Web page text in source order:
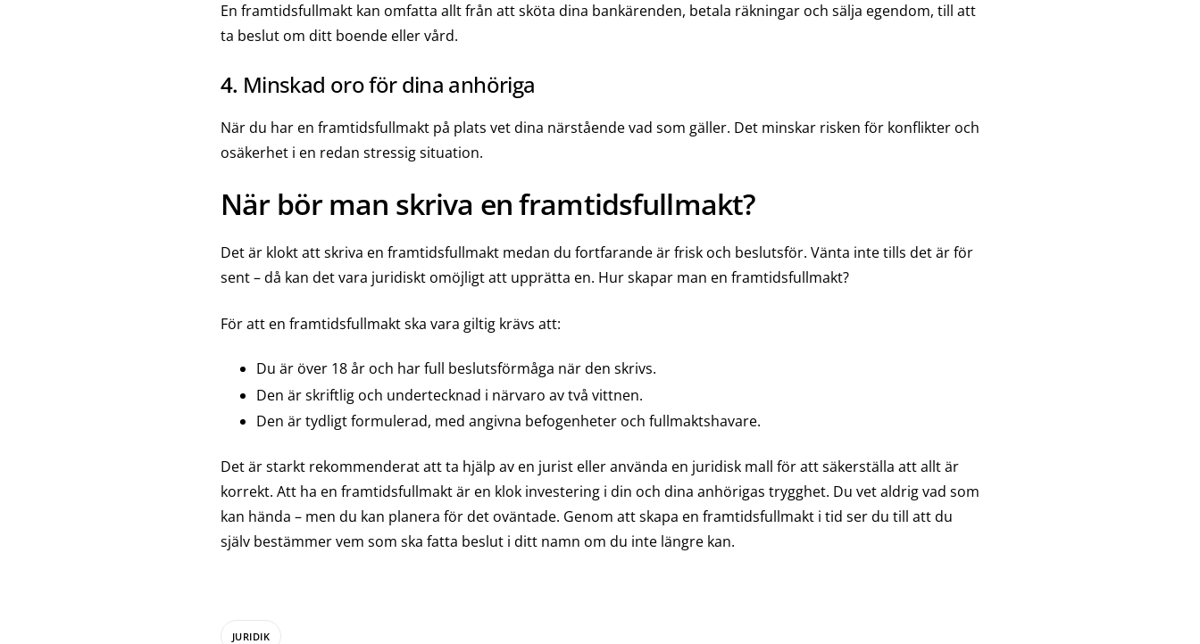
En framtidsfullmakt kan omfatta allt från att sköta dina bankärenden, betala räkningar och sälja egendom, till att
ta beslut om ditt boende eller vård.
4. Minskad oro för dina anhöriga
När du har en framtidsfullmakt på plats vet dina närstående vad som gäller. Det minskar risken för konflikter och
osäkerhet i en redan stressig situation.
När bör man skriva en framtidsfullmakt?
Det är klokt att skriva en framtidsfullmakt medan du fortfarande är frisk och beslutsför. Vänta inte tills det är för
sent – då kan det vara juridiskt omöjligt att upprätta en. Hur skapar man en framtidsfullmakt?
För att en framtidsfullmakt ska vara giltig krävs att:
Du är över 18 år och har full beslutsförmåga när den skrivs.
Den är skriftlig och undertecknad i närvaro av två vittnen.
Den är tydligt formulerad, med angivna befogenheter och fullmaktshavare.
Det är starkt rekommenderat att ta hjälp av en jurist eller använda en juridisk mall för att säkerställa att allt är
korrekt. Att ha en framtidsfullmakt är en klok investering i din och dina anhörigas trygghet. Du vet aldrig vad som
kan hända – men du kan planera för det oväntade. Genom att skapa en framtidsfullmakt i tid ser du till att du
själv bestämmer vem som ska fatta beslut i ditt namn om du inte längre kan.
JURIDIK